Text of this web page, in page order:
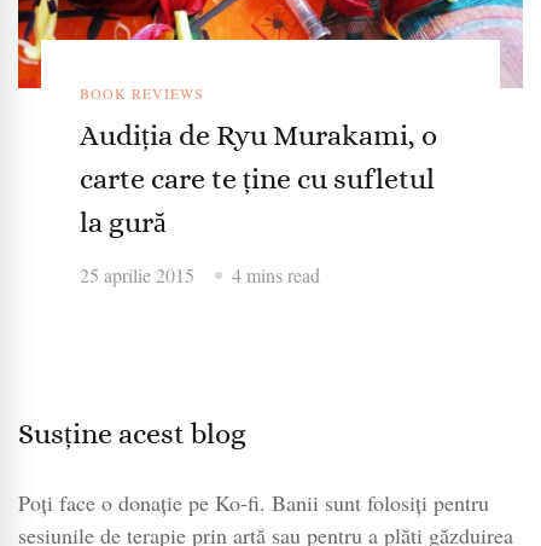
BOOK REVIEWS
Audiția de Ryu Murakami, o
carte care te ține cu sufletul
la gură
25 aprilie 2015 4 mins read
Susține acest blog
Poți face o donație pe Ko-fi. Banii sunt folosiți pentru
sesiunile de terapie prin artă sau pentru a plăti găzduirea